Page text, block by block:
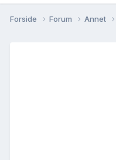
Forside Forum Annet